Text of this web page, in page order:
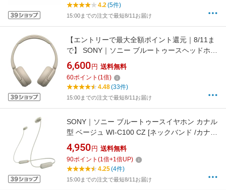
4.2(5件)
15:00までの注文で最短8/11お届け
【エントリーで最大全額ポイント還元｜8/11ま
で】 SONY｜ソニー ブルートゥースヘッドホン
ベージュ WH-CH520 CZ [オーバーヘッド型
/Bluetooth対応]
6,600 円 送料無料
60ポイント (1倍)
4.48(33件)
15:00までの注文で最短8/11お届け
SONY｜ソニー ブルートゥースイヤホン カナル
型 ベージュ WI-C100 CZ [ネックバンド /カナル
型 /Bluetooth対応]
4,950 円 送料無料
90ポイント (1倍+1倍UP)
4.25(4件)
15:00までの注文で最短8/11お届け